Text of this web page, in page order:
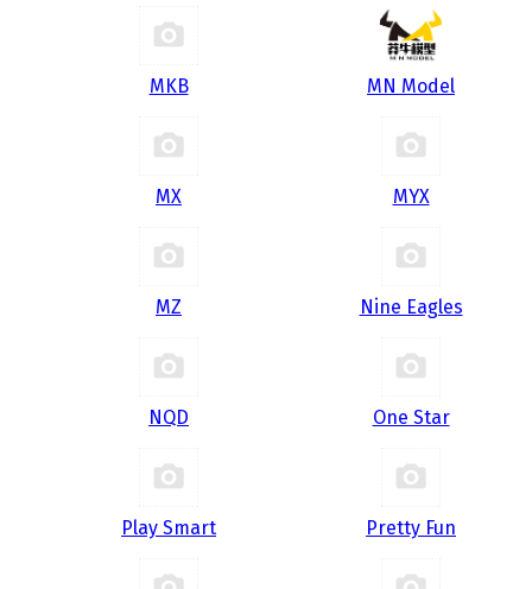
MKB MN Model
MX MYX
MZ Nine Eagles
NQD One Star
Play Smart Pretty Fun